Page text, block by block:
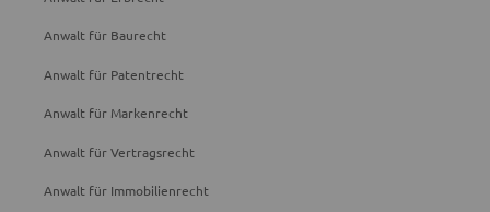
Anwalt für Baurecht
Anwalt für Patentrecht
Anwalt für Markenrecht
Anwalt für Vertragsrecht
Anwalt für Immobilienrecht